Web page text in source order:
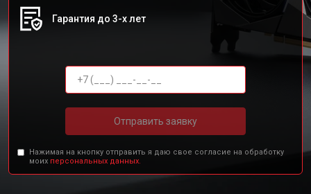
Гарантия до 3-х лет
Отправить заявку
Нажимая на кнопку отправить я даю свое согласие на обработку
моих персональных данных.